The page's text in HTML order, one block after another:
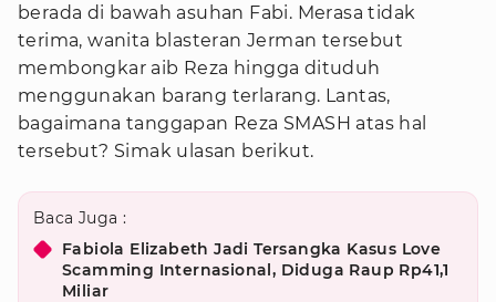
berada di bawah asuhan Fabi. Merasa tidak
terima, wanita blasteran Jerman tersebut
membongkar aib Reza hingga dituduh
menggunakan barang terlarang. Lantas,
bagaimana tanggapan Reza SMASH atas hal
tersebut? Simak ulasan berikut.
Baca Juga :
Fabiola Elizabeth Jadi Tersangka Kasus Love
Scamming Internasional, Diduga Raup Rp41,1
Miliar